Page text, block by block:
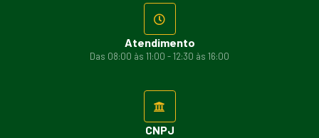
Atendimento
Das 08:00 às 11:00 - 12:30 às 16:00
CNPJ